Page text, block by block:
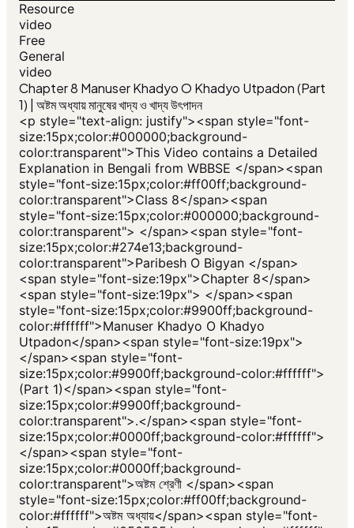
Resource
video
Free
General
video
Chapter 8 Manuser Khadyo O Khadyo Utpadon (Part
1) | অষ্টম অধ্যায় মানুষের খাদ্য ও খাদ্য উৎপাদন
<p style="text-align: justify"><span style="font-
size:15px;color:#000000;background-
color:transparent">This Video contains a Detailed
Explanation in Bengali from WBBSE </span><span
style="font-size:15px;color:#ff00ff;background-
color:transparent">Class 8</span><span
style="font-size:15px;color:#000000;background-
color:transparent"> </span><span style="font-
size:15px;color:#274e13;background-
color:transparent">Paribesh O Bigyan </span>
<span style="font-size:19px">Chapter 8</span>
<span style="font-size:19px"> </span><span
style="font-size:15px;color:#9900ff;background-
color:#ffffff">Manuser Khadyo O Khadyo
Utpadon</span><span style="font-size:19px">
</span><span style="font-
size:15px;color:#9900ff;background-color:#ffffff">
(Part 1)</span><span style="font-
size:15px;color:#9900ff;background-
color:transparent">.</span><span style="font-
size:15px;color:#0000ff;background-color:#ffffff">
</span><span style="font-
size:15px;color:#0000ff;background-
color:transparent">অষ্টম শ্রেণী </span><span
style="font-size:15px;color:#ff00ff;background-
color:#ffffff">অষ্টম অধ্যায়</span><span style="font-